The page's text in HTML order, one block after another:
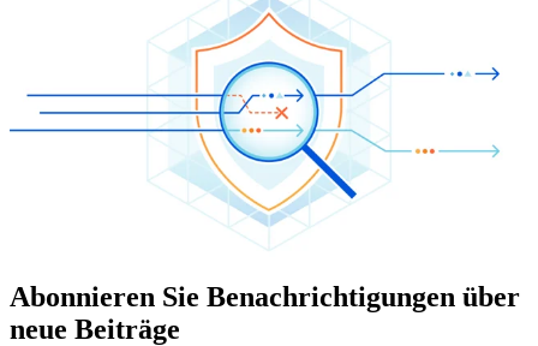
Abonnieren Sie Benachrichtigungen über
neue Beiträge